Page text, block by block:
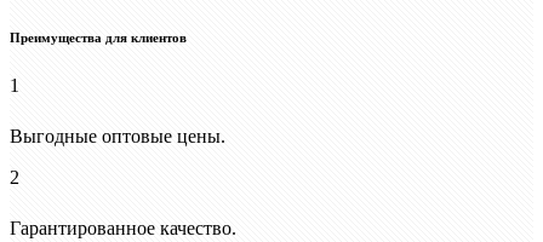
Преимущества для клиентов
1
Выгодные оптовые цены.
2
Гарантированное качество.